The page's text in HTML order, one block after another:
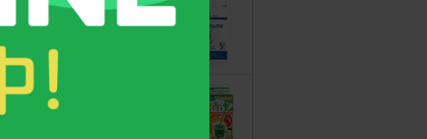
カルシウムグミ
13年連続モンド